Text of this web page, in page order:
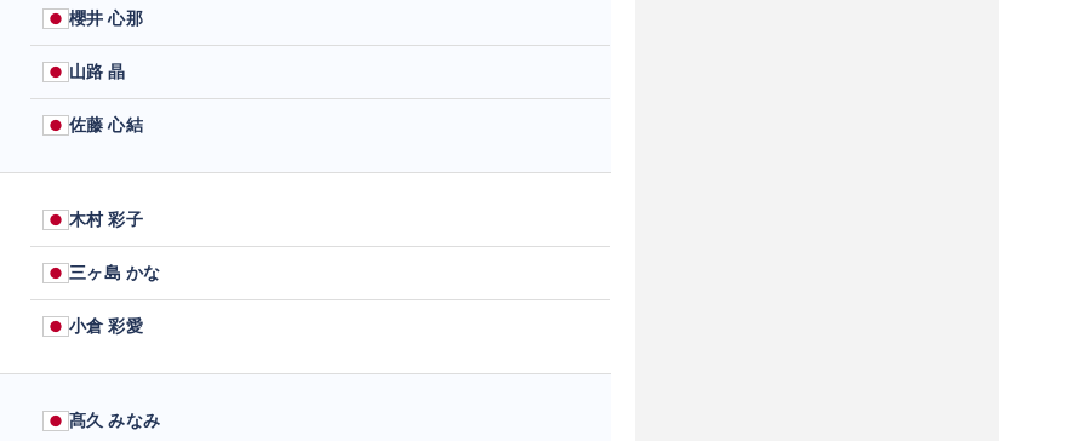
櫻井 心那
山路 晶
佐藤 心結
木村 彩子
三ヶ島 かな
小倉 彩愛
髙久 みなみ